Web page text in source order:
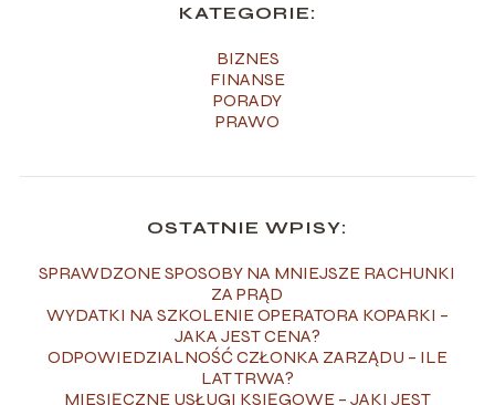
KATEGORIE:
BIZNES
FINANSE
PORADY
PRAWO
OSTATNIE WPISY:
SPRAWDZONE SPOSOBY NA MNIEJSZE RACHUNKI
ZA PRĄD
WYDATKI NA SZKOLENIE OPERATORA KOPARKI –
JAKA JEST CENA?
ODPOWIEDZIALNOŚĆ CZŁONKA ZARZĄDU – ILE
LAT TRWA?
MIESIĘCZNE USŁUGI KSIĘGOWE – JAKI JEST